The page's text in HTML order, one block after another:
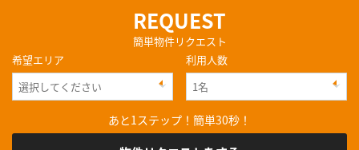
REQUEST
簡単物件リクエスト
希望エリア
利用人数
あと1ステップ！簡単30秒！